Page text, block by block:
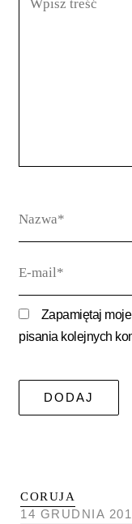
CORUJA
14 GRUDNIA
treść
mail*
Zapamiętaj
pisania kolejnych